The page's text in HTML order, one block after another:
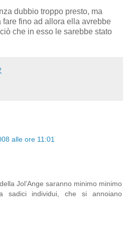
dubbio troppo presto, ma
fino ad allora ella avrebbe
che in esso le sarebbe stato
alle ore 11:01
Jol'Ange saranno minimo minimo
sadici individui, che si annoiano